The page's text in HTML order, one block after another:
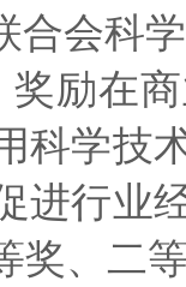
合会科
奖励在
科学技
进行业
奖、二